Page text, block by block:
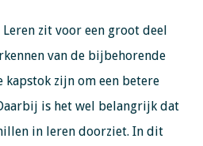
Leren zit voor een groot deel
van de bijbehorende
kapstok zijn om een betere
is het wel belangrijk dat
in leren doorziet. In dit